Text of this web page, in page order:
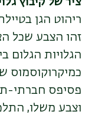
ריהוט הגן
זהו הצבע שכל
הגלויות הגלום
כמיקרוקוסמוס
פסיפס חברתי-
וצבע משלו,